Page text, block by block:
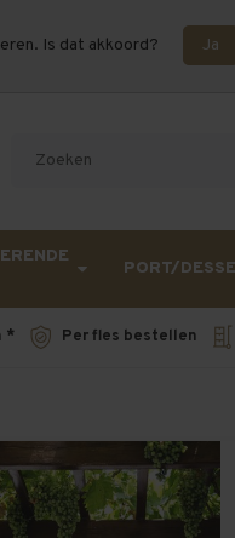
Is dat akkoord? Ja
kan uw bestelling
PORT/
* Per fles bestellen